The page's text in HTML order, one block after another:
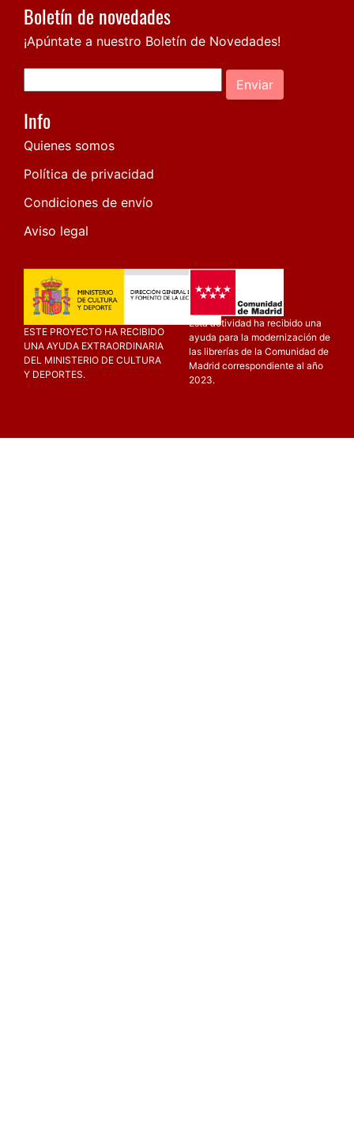
Boletín de novedades
¡Apúntate a nuestro Boletín de Novedades!
Enviar
Info
Quienes somos
Política de privacidad
Condiciones de envío
Aviso legal
ESTE PROYECTO HA RECIBIDO
UNA AYUDA EXTRAORDINARIA
DEL MINISTERIO DE CULTURA
Y DEPORTES.
Esta actividad ha recibido una
ayuda para la modernización de
las librerías de la Comunidad de
Madrid correspondiente al año
2023.